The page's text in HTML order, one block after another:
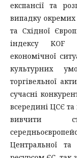
експансії та
випадку окремих
та Східної
індексу KOF
економічної
культурних
торгівельної
сучасні
всередині ЦСЄ
вивчити
Центральної та